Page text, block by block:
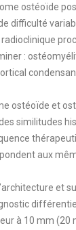
ostéoïde
difficulté
:
ostéoïde et
similitudes
aux
et
à 10 mm (20